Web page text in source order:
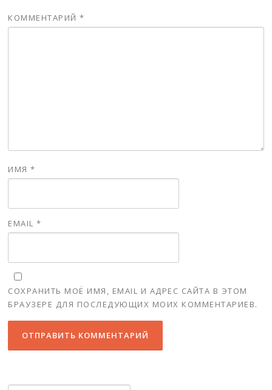
КОММЕНТАРИЙ*
ИМЯ*
EMAIL*
СОХРАНИТЬ МОЁ ИМЯ, EMAIL И АДРЕС САЙТА В ЭТОМ
БРАУЗЕРЕ ДЛЯ ПОСЛЕДУЮЩИХ МОИХ КОММЕНТАРИЕВ.